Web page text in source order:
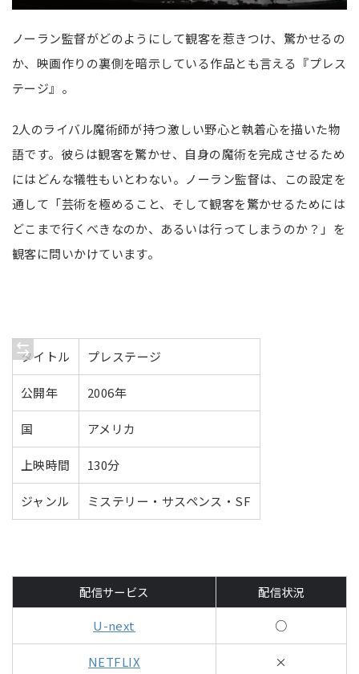
ノーラン監督がどのようにして観客を惹きつけ、驚かせるの
か、映画作りの裏側を暗示している作品とも言える『プレス
テージ』。
2人のライバル魔術師が持つ激しい野心と執着心を描いた物
語です。彼らは観客を驚かせ、自身の魔術を完成させるため
にはどんな犠牲もいとわない。ノーラン監督は、この設定を
通して「芸術を極めること、そして観客を驚かせるためには
どこまで行くべきなのか、あるいは行ってしまうのか？」を
観客に問いかけています。
タイトル プレステージ
公開年 2006年
国 アメリカ
上映時間 130分
ジャンル ミステリー・サスペンス・SF
配信サービス
配信状況
U-next
○
NETFLIX ×